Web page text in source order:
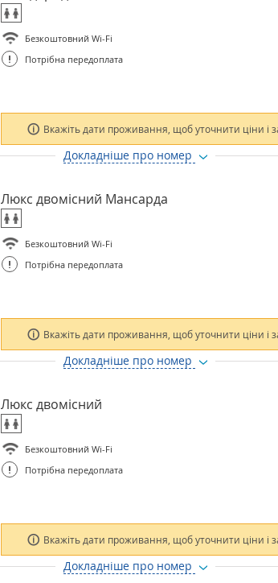
Безкоштовний Wi-Fi
! Потрібна передоплата
Вкажіть дати проживання, щоб уточнити ціни і
Докладніше про номер
Люкс двомісний Мансарда
Безкоштовний Wi-Fi
! Потрібна передоплата
Вкажіть дати проживання, щоб уточнити ціни і
Докладніше про номер
Люкс двомісний
Безкоштовний Wi-Fi
! Потрібна передоплата
Вкажіть дати проживання, щоб уточнити ціни і
Докладніше про номер